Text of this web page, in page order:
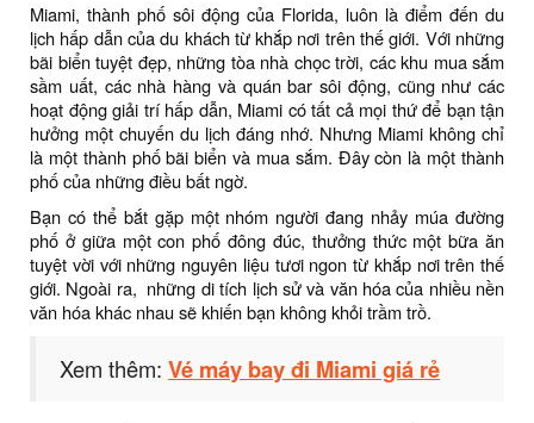
Miami, thành phố sôi động của Florida, luôn là điểm đến du
lịch hấp dẫn của du khách từ khắp nơi trên thế giới. Với những
bãi biển tuyệt đẹp, những tòa nhà chọc trời, các khu mua sắm
sầm uất, các nhà hàng và quán bar sôi động, cũng như các
hoạt động giải trí hấp dẫn, Miami có tất cả mọi thứ để bạn tận
hưởng một chuyến du lịch đáng nhớ. Nhưng Miami không chỉ
là một thành phố bãi biển và mua sắm. Đây còn là một thành
phố của những điều bất ngờ.
Bạn có thể bắt gặp một nhóm người đang nhảy múa đường
phố ở giữa một con phố đông đúc, thưởng thức một bữa ăn
tuyệt vời với những nguyên liệu tươi ngon từ khắp nơi trên thế
giới. Ngoài ra, những di tích lịch sử và văn hóa của nhiều nền
văn hóa khác nhau sẽ khiến bạn không khỏi trầm trồ.
Xem thêm: Vé máy bay đi Miami giá rẻ